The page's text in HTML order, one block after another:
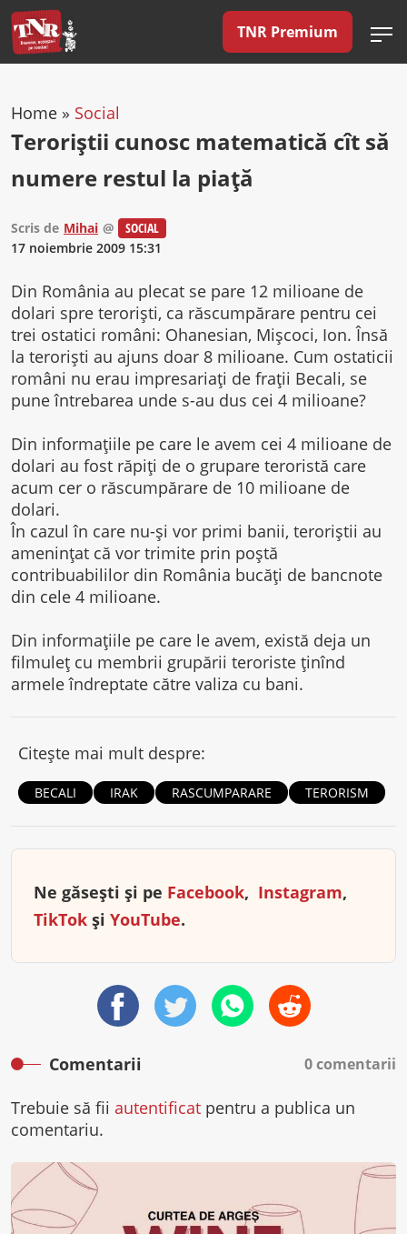
TNR Premium
Home » Social
Teroriştii cunosc matematică cît să
numere restul la piaţă
Scris de Mihai @
SOCIAL
17 noiembrie 2009 15:31
Din România au plecat se pare 12 milioane de
dolari spre terorişti, ca răscumpărare pentru cei
trei ostatici români: Ohanesian, Mişcoci, Ion. Însă
la terorişti au ajuns doar 8 milioane. Cum ostaticii
români nu erau impresariaţi de fraţii Becali, se
pune întrebarea unde s-au dus cei 4 milioane?
Din informaţiile pe care le avem cei 4 milioane de
dolari au fost răpiţi de o grupare teroristă care
acum cer o răscumpărare de 10 milioane de
dolari.
În cazul în care nu-şi vor primi banii, teroriştii au
ameninţat că vor trimite prin poştă
contribuabililor din România bucăţi de bancnote
din cele 4 milioane.
Din informaţiile pe care le avem, există deja un
filmuleţ cu membrii grupării teroriste ţinînd
armele îndreptate către valiza cu bani.
Citește mai mult despre:
BECALI IRAK RASCUMPARARE TERORISM
Ne găsești și pe Facebook, Instagram,
TikTok și YouTube.
Comentarii 0 comentarii
Trebuie să fii autentificat pentru a publica un
comentariu.